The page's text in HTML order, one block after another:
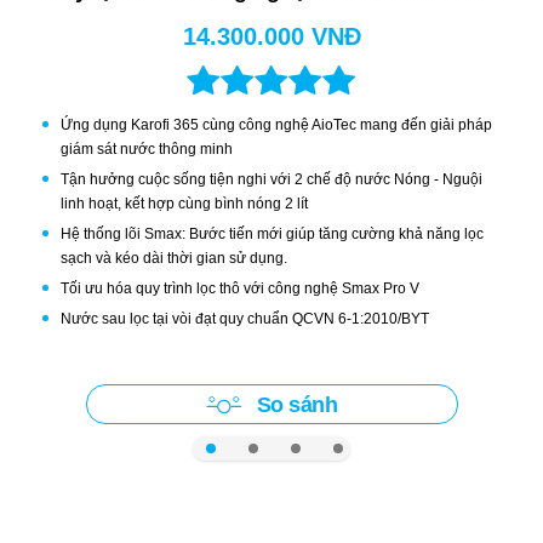
lạnh hơn bằng công nghệ lạnh sâu Block cùng bình lạnh
giúp đập tan cơn khát, thách thức thời tiết
Công nghệ thông minh AIoTec - Kiểm soát
chất lượng nước ở bất cứ đâu
Chăm sóc và thường xuyên kiểm tra tình trạng nguồn nước
bất cứ lúc nào và ở bất cứ ở đâu. Công nghệ thông minh
AIoTec ứng dụng trong máy lọc nước Karofi KAD-F102 giúp
nước hay cảnh báo thời gian thay lõi...
14.300.000 VNĐ
Ứng dụng Karofi 365 cùng công nghệ AioTec mang đến giải pháp
giám sát nước thông minh
Tận hưởng cuộc sống tiện nghi với 2 chế độ nước Nóng - Nguội
linh hoạt, kết hợp cùng bình nóng 2 lít
Hệ thống lõi Smax: Bước tiến mới giúp tăng cường khả năng lọc
sạch và kéo dài thời gian sử dụng.
Tối ưu hóa quy trình lọc thô với công nghệ Smax Pro V
Nước sau lọc tại vòi đạt quy chuẩn QCVN 6-1:2010/BYT
So sánh